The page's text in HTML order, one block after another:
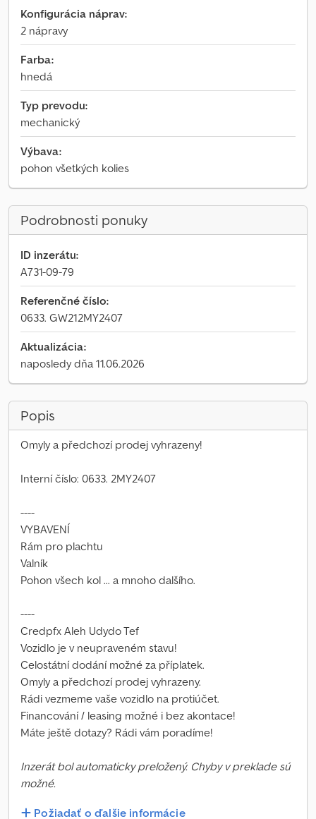
Konfigurácia náprav:
2 nápravy
Farba:
hnedá
Typ prevodu:
mechanický
Výbava:
pohon všetkých kolies
Podrobnosti ponuky
ID inzerátu:
A731-09-79
Referenčné číslo:
0633. GW212MY2407
Aktualizácia:
naposledy dňa 11.06.2026
Popis
Omyly a předchozí prodej vyhrazeny!
Interní číslo: 0633. 2MY2407
----
VYBAVENÍ
Rám pro plachtu
Valník
Pohon všech kol ... a mnoho dalšího.
----
Credpfx Aleh Udydo Tef
Vozidlo je v neupraveném stavu!
Celostátní dodání možné za příplatek.
Omyly a předchozí prodej vyhrazeny.
Rádi vezmeme vaše vozidlo na protiúčet.
Financování / leasing možné i bez akontace!
Máte ještě dotazy? Rádi vám poradíme!
Inzerát bol automaticky preložený. Chyby v preklade sú
možné.
Požiadať o ďalšie informácie